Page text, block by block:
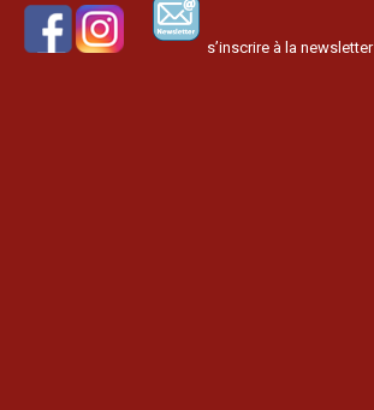
s’inscrire à la newsletter